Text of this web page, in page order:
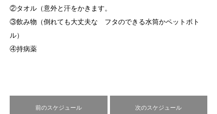
②タオル（意外と汗をかきます。
③飲み物（倒れても大丈夫な フタのできる水筒かペットボト
ル）
④持病薬
前のスケジュール 次のスケジュール